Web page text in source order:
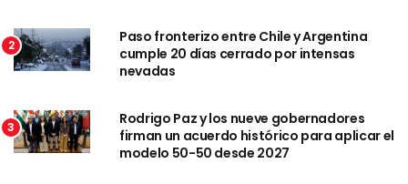
2
Paso fronterizo entre Chile y Argentina
cumple 20 días cerrado por intensas
nevadas
3
Rodrigo Paz y los nueve gobernadores
firman un acuerdo histórico para aplicar el
modelo 50-50 desde 2027